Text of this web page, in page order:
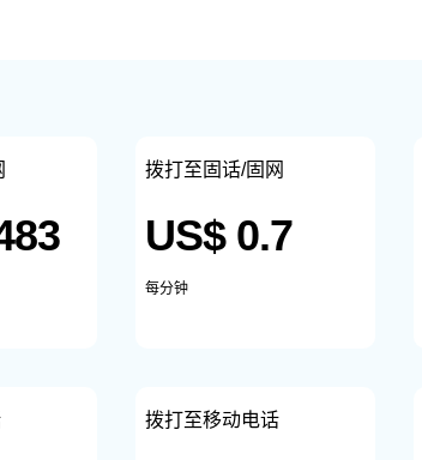
拨打至固话/固网
US$ 0.7
每分钟
拨打至移动电话